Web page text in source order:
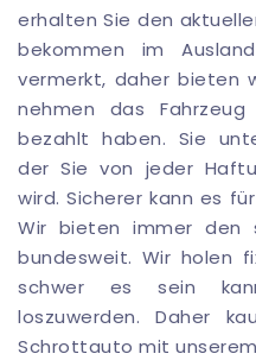
erhalten Sie den
bekommen im
vermerkt, daher bieten
nehmen das
bezahlt haben. Sie
der Sie von jeder
wird. Sicherer kann es
Wir bieten immer den
bundesweit. Wir holen
schwer es sein
loszuwerden. Daher
Schrottauto mit unserem